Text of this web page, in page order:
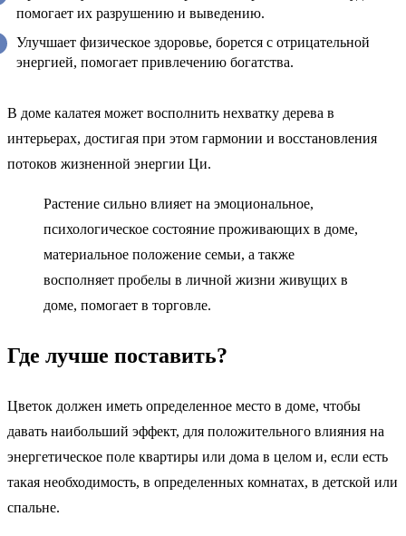
помогает их разрушению и выведению.
Улучшает физическое здоровье, борется с отрицательной
энергией, помогает привлечению богатства.
В доме калатея может восполнить нехватку дерева в
интерьерах, достигая при этом гармонии и восстановления
потоков жизненной энергии Ци.
Растение сильно влияет на эмоциональное,
психологическое состояние проживающих в доме,
материальное положение семьи, а также
восполняет пробелы в личной жизни живущих в
доме, помогает в торговле.
Где лучше поставить?
Цветок должен иметь определенное место в доме, чтобы
давать наибольший эффект, для положительного влияния на
энергетическое поле квартиры или дома в целом и, если есть
такая необходимость, в определенных комнатах, в детской или
спальне.